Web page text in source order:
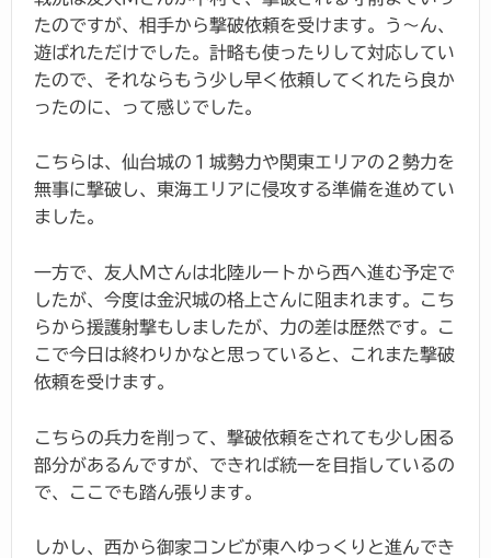
たのですが、相手から撃破依頼を受けます。う～ん、
遊ばれただけでした。計略も使ったりして対応してい
たので、それならもう少し早く依頼してくれたら良か
ったのに、って感じでした。
こちらは、仙台城の１城勢力や関東エリアの２勢力を
無事に撃破し、東海エリアに侵攻する準備を進めてい
ました。
一方で、友人Mさんは北陸ルートから西へ進む予定で
したが、今度は金沢城の格上さんに阻まれます。こち
らから援護射撃もしましたが、力の差は歴然です。こ
こで今日は終わりかなと思っていると、これまた撃破
依頼を受けます。
こちらの兵力を削って、撃破依頼をされても少し困る
部分があるんですが、できれば統一を目指しているの
で、ここでも踏ん張ります。
しかし、西から御家コンビが東へゆっくりと進んでき